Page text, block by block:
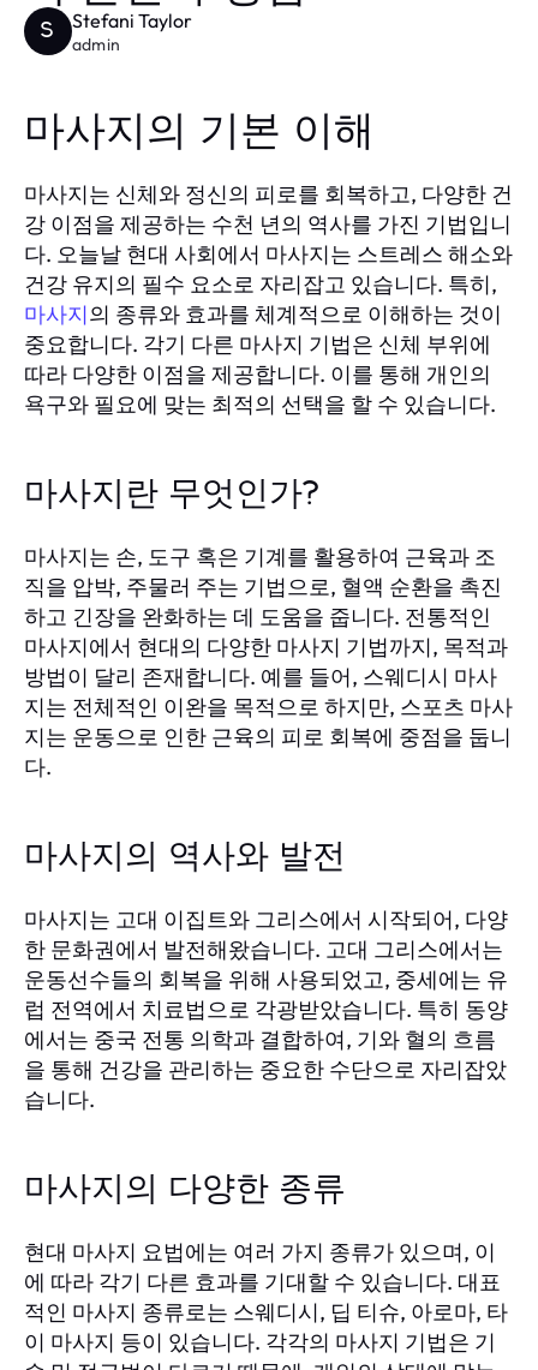
S Stefani Taylor
admin
마사지의 기본 이해
마사지는 신체와 정신의 피로를 회복하고, 다양한 건
강 이점을 제공하는 수천 년의 역사를 가진 기법입니
다. 오늘날 현대 사회에서 마사지는 스트레스 해소와
건강 유지의 필수 요소로 자리잡고 있습니다. 특히,
마사지의 종류와 효과를 체계적으로 이해하는 것이
중요합니다. 각기 다른 마사지 기법은 신체 부위에
따라 다양한 이점을 제공합니다. 이를 통해 개인의
욕구와 필요에 맞는 최적의 선택을 할 수 있습니다.
마사지란 무엇인가?
마사지는 손, 도구 혹은 기계를 활용하여 근육과 조
직을 압박, 주물러 주는 기법으로, 혈액 순환을 촉진
하고 긴장을 완화하는 데 도움을 줍니다. 전통적인
마사지에서 현대의 다양한 마사지 기법까지, 목적과
방법이 달리 존재합니다. 예를 들어, 스웨디시 마사
지는 전체적인 이완을 목적으로 하지만, 스포츠 마사
지는 운동으로 인한 근육의 피로 회복에 중점을 둡니
다.
마사지의 역사와 발전
마사지는 고대 이집트와 그리스에서 시작되어, 다양
한 문화권에서 발전해왔습니다. 고대 그리스에서는
운동선수들의 회복을 위해 사용되었고, 중세에는 유
럽 전역에서 치료법으로 각광받았습니다. 특히 동양
에서는 중국 전통 의학과 결합하여, 기와 혈의 흐름
을 통해 건강을 관리하는 중요한 수단으로 자리잡았
습니다.
마사지의 다양한 종류
현대 마사지 요법에는 여러 가지 종류가 있으며, 이
에 따라 각기 다른 효과를 기대할 수 있습니다. 대표
적인 마사지 종류로는 스웨디시, 딥 티슈, 아로마, 타
이 마사지 등이 있습니다. 각각의 마사지 기법은 기